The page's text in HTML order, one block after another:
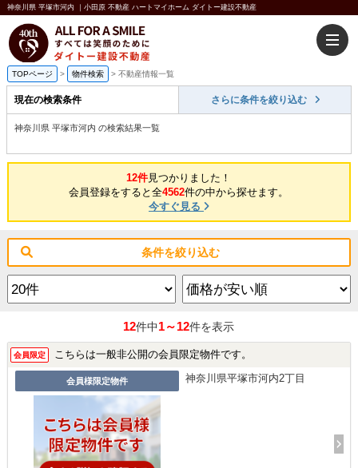
神奈川県 平塚市河内 ｜小田原 不動産 ハートマイホーム ダイトー建設不動産
TOPページ > 物件検索 > 不動産情報一覧
現在の検索条件 さらに条件を絞り込む
神奈川県 平塚市河内 の検索結果一覧
12件見つかりました！
会員登録をすると全4562件の中から探せます。
今すぐ見る
条件を絞り込む
12件中1～12件を表示
会員限定 こちらは一般非公開の会員限定物件です。
会員様限定物件 神奈川県平塚市河内2丁目